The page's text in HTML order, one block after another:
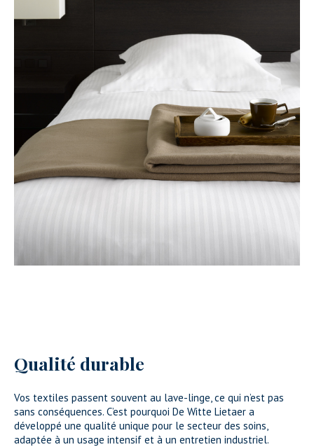
Qualité durable
Vos textiles passent souvent au lave-linge, ce qui n’est pas
sans conséquences. C’est pourquoi De Witte Lietaer a
développé une qualité unique pour le secteur des soins,
adaptée à un usage intensif et à un entretien industriel.